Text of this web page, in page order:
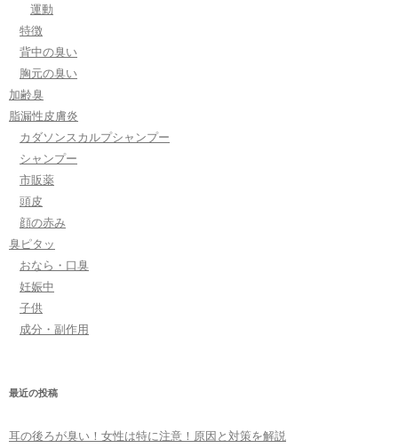
運動
特徴
背中の臭い
胸元の臭い
加齢臭
脂漏性皮膚炎
カダソンスカルプシャンプー
シャンプー
市販薬
頭皮
顔の赤み
臭ピタッ
おなら・口臭
妊娠中
子供
成分・副作用
最近の投稿
耳の後ろが臭い！女性は特に注意！原因と対策を解説